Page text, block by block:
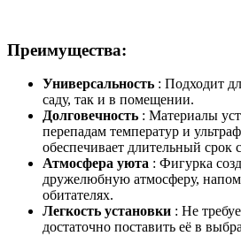
Преимущества:
Универсальность : Подходит
саду, так и в помещении.
Долговечность : Материалы
перепадам температур и
обеспечивает длительный срок
Атмосфера уюта : Фигурка
дружелюбную атмосферу,
обитателях.
Легкость установки : Не
достаточно поставить её в